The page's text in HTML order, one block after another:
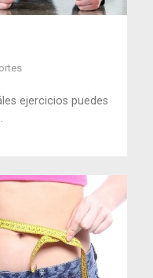
ejercicios puedes